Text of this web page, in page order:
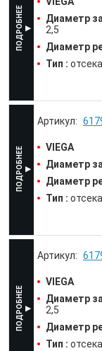
Диаметр
2,5
Диаметр
Тип :
VIEGA
Диаметр
Диаметр
Тип :
VIEGA
Диаметр
2,5
Диаметр
Тип :